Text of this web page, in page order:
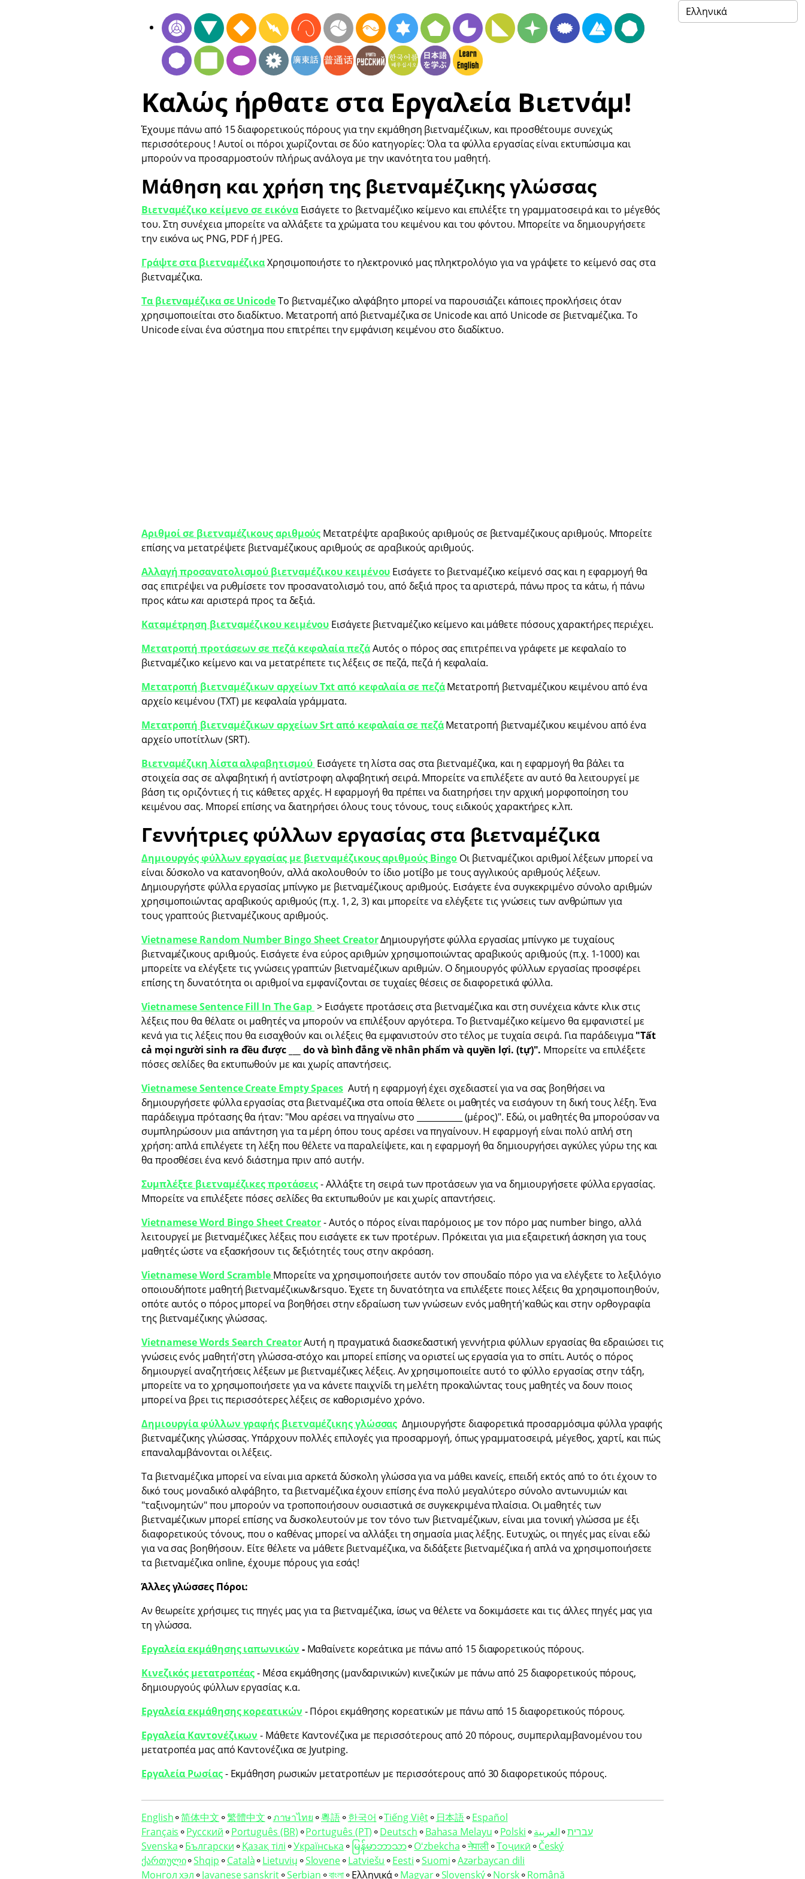
Καλώς ήρθατε στα Εργαλεία Βιετνάμ!
Έχουμε πάνω από 15 διαφορετικούς πόρους για την εκμάθηση βιετναμέζικων, και προσθέτουμε συνεχώς
περισσότερους ! Αυτοί οι πόροι χωρίζονται σε δύο κατηγορίες: Όλα τα φύλλα εργασίας είναι εκτυπώσιμα και
μπορούν να προσαρμοστούν πλήρως ανάλογα με την ικανότητα του μαθητή.
Μάθηση και χρήση της βιετναμέζικης γλώσσας
Βιετναμέζικο κείμενο σε εικόνα Εισάγετε το βιετναμέζικο κείμενο και επιλέξτε τη γραμματοσειρά και το μέγεθός
του. Στη συνέχεια μπορείτε να αλλάξετε τα χρώματα του κειμένου και του φόντου. Μπορείτε να δημιουργήσετε
την εικόνα ως PNG, PDF ή JPEG.
Γράψτε στα βιετναμέζικαΧρησιμοποιήστε το ηλεκτρονικό μας πληκτρολόγιο για να γράψετε το κείμενό σας στα
βιετναμέζικα.
Τα βιετναμέζικα σε UnicodeΤο βιετναμέζικο αλφάβητο μπορεί να παρουσιάζει κάποιες προκλήσεις όταν
χρησιμοποιείται στο διαδίκτυο. Μετατροπή από βιετναμέζικα σε Unicode και από Unicode σε βιετναμέζικα. Το
Unicode είναι ένα σύστημα που επιτρέπει την εμφάνιση κειμένου στο διαδίκτυο.
Αριθμοί σε βιετναμέζικους αριθμούς Μετατρέψτε αραβικούς αριθμούς σε βιετναμέζικους αριθμούς. Μπορείτε
επίσης να μετατρέψετε βιετναμέζικους αριθμούς σε αραβικούς αριθμούς.
Αλλαγή προσανατολισμού βιετναμέζικου κειμένου Εισάγετε το βιετναμέζικο κείμενό σας και η εφαρμογή θα
σας επιτρέψει να ρυθμίσετε τον προσανατολισμό του, από δεξιά προς τα αριστερά, πάνω προς τα κάτω, ή πάνω
προς κάτωκαι αριστερά προς τα δεξιά.
Καταμέτρηση βιετναμέζικου κειμένου Εισάγετε βιετναμέζικο κείμενο και μάθετε πόσους χαρακτήρες περιέχει.
Μετατροπή προτάσεων σε πεζά κεφαλαία πεζάΑυτός ο πόρος σας επιτρέπει να γράφετε με κεφαλαίο το
βιετναμέζικο κείμενο και να μετατρέπετε τις λέξεις σε πεζά, πεζά ή κεφαλαία.
Μετατροπή βιετναμέζικων αρχείων Txt από κεφαλαία σε πεζάΜετατροπή βιετναμέζικου κειμένου από ένα
αρχείο κειμένου (TXT) με κεφαλαία γράμματα.
Μετατροπή βιετναμέζικων αρχείων Srt από κεφαλαία σε πεζά Μετατροπή βιετναμέζικου κειμένου από ένα
αρχείο υποτίτλων (SRT).
Βιετναμέζικη λίστα αλφαβητισμού Εισάγετε τη λίστα σας στα βιετναμέζικα, και η εφαρμογή θα βάλει τα
στοιχεία σας σε αλφαβητική ή αντίστροφη αλφαβητική σειρά. Μπορείτε να επιλέξετε αν αυτό θα λειτουργεί με
βάση τις οριζόντιες ή τις κάθετες αρχές. Η εφαρμογή θα πρέπει να διατηρήσει την αρχική μορφοποίηση του
κειμένου σας. Μπορεί επίσης να διατηρήσει όλους τους τόνους, τους ειδικούς χαρακτήρες κ.λπ.
Γεννήτριες φύλλων εργασίας στα βιετναμέζικα
Δημιουργός φύλλων εργασίας με βιετναμέζικους αριθμούς Bingo Οι βιετναμέζικοι αριθμοί λέξεων μπορεί να
είναι δύσκολο να κατανοηθούν, αλλά ακολουθούν το ίδιο μοτίβο με τους αγγλικούς αριθμούς λέξεων.
Δημιουργήστε φύλλα εργασίας μπίνγκο με βιετναμέζικους αριθμούς. Εισάγετε ένα συγκεκριμένο σύνολο αριθμών
χρησιμοποιώντας αραβικούς αριθμούς (π.χ. 1, 2, 3) και μπορείτε να ελέγξετε τις γνώσεις των ανθρώπων για
τους γραπτούς βιετναμέζικους αριθμούς.
Vietnamese Random Number Bingo Sheet CreatorΔημιουργήστε φύλλα εργασίας μπίνγκο με τυχαίους
βιετναμέζικους αριθμούς. Εισάγετε ένα εύρος αριθμών χρησιμοποιώντας αραβικούς αριθμούς (π.χ. 1-1000) και
μπορείτε να ελέγξετε τις γνώσεις γραπτών βιετναμέζικων αριθμών. Ο δημιουργός φύλλων εργασίας προσφέρει
επίσης τη δυνατότητα οι αριθμοί να εμφανίζονται σε τυχαίες θέσεις σε διαφορετικά φύλλα.
Vietnamese Sentence Fill In The Gap > Εισάγετε προτάσεις στα βιετναμέζικα και στη συνέχεια κάντε κλικ στις
λέξεις που θα θέλατε οι μαθητές να μπορούν να επιλέξουν αργότερα. Το βιετναμέζικο κείμενο θα εμφανιστεί με
κενά για τις λέξεις που θα εισαχθούν και οι λέξεις θα εμφανιστούν στο τέλος με τυχαία σειρά. Για παράδειγμα"Tất
cả mọi người sinh ra đều được ___ do và bình đẳng về nhân phẩm và quyền lợi. (tự)". Μπορείτε να επιλέξετε
πόσες σελίδες θα εκτυπωθούν με και χωρίς απαντήσεις.
Vietnamese Sentence Create Empty SpacesΑυτή η εφαρμογή έχει σχεδιαστεί για να σας βοηθήσει να
δημιουργήσετε φύλλα εργασίας στα βιετναμέζικα στα οποία θέλετε οι μαθητές να εισάγουν τη δική τους λέξη. Ένα
παράδειγμα πρότασης θα ήταν: "Μου αρέσει να πηγαίνω στο ___________ (μέρος)". Εδώ, οι μαθητές θα μπορούσαν να
συμπληρώσουν μια απάντηση για τα μέρη όπου τους αρέσει να πηγαίνουν. Η εφαρμογή είναι πολύ απλή στη
χρήση: απλά επιλέγετε τη λέξη που θέλετε να παραλείψετε, και η εφαρμογή θα δημιουργήσει αγκύλες γύρω της και
θα προσθέσει ένα κενό διάστημα πριν από αυτήν.
Συμπλέξτε βιετναμέζικες προτάσεις- Αλλάξτε τη σειρά των προτάσεων για να δημιουργήσετε φύλλα εργασίας.
Μπορείτε να επιλέξετε πόσες σελίδες θα εκτυπωθούν με και χωρίς απαντήσεις.
Vietnamese Word Bingo Sheet Creator- Αυτός ο πόρος είναι παρόμοιος με τον πόρο μας number bingo, αλλά
λειτουργεί με βιετναμέζικες λέξεις που εισάγετε εκ των προτέρων. Πρόκειται για μια εξαιρετική άσκηση για τους
μαθητές ώστε να εξασκήσουν τις δεξιότητές τους στην ακρόαση.
Vietnamese Word Scramble Μπορείτε να χρησιμοποιήσετε αυτόν τον σπουδαίο πόρο για να ελέγξετε το λεξιλόγιο
οποιουδήποτε μαθητή βιετναμέζικων&rsquo. Έχετε τη δυνατότητα να επιλέξετε ποιες λέξεις θα χρησιμοποιηθούν,
οπότε αυτός ο πόρος μπορεί να βοηθήσει στην εδραίωση των γνώσεων ενός μαθητή'καθώς και στην ορθογραφία
της βιετναμέζικης γλώσσας.
Vietnamese Words Search CreatorΑυτή η πραγματικά διασκεδαστική γεννήτρια φύλλων εργασίας θα εδραιώσει τις
γνώσεις ενός μαθητή'στη γλώσσα-στόχο και μπορεί επίσης να οριστεί ως εργασία για το σπίτι. Αυτός ο πόρος
δημιουργεί αναζητήσεις λέξεων με βιετναμέζικες λέξεις. Αν χρησιμοποιείτε αυτό το φύλλο εργασίας στην τάξη,
μπορείτε να το χρησιμοποιήσετε για να κάνετε παιχνίδι τη μελέτη προκαλώντας τους μαθητές να δουν ποιος
μπορεί να βρει τις περισσότερες λέξεις σε καθορισμένο χρόνο.
Δημιουργία φύλλων γραφής βιετναμέζικης γλώσσας Δημιουργήστε διαφορετικά προσαρμόσιμα φύλλα γραφής
βιετναμέζικης γλώσσας. Υπάρχουν πολλές επιλογές για προσαρμογή, όπως γραμματοσειρά, μέγεθος, χαρτί, και πώς
επαναλαμβάνονται οι λέξεις.
Τα βιετναμέζικα μπορεί να είναι μια αρκετά δύσκολη γλώσσα για να μάθει κανείς, επειδή εκτός από το ότι έχουν το
δικό τους μοναδικό αλφάβητο, τα βιετναμέζικα έχουν επίσης ένα πολύ μεγαλύτερο σύνολο αντωνυμιών και
"ταξινομητών" που μπορούν να τροποποιήσουν ουσιαστικά σε συγκεκριμένα πλαίσια. Οι μαθητές των
βιετναμέζικων μπορεί επίσης να δυσκολευτούν με τον τόνο των βιετναμέζικων, είναι μια τονική γλώσσα με έξι
διαφορετικούς τόνους, που ο καθένας μπορεί να αλλάξει τη σημασία μιας λέξης. Ευτυχώς, οι πηγές μας είναι εδώ
για να σας βοηθήσουν. Είτε θέλετε να μάθετε βιετναμέζικα, να διδάξετε βιετναμέζικα ή απλά να χρησιμοποιήσετε
τα βιετναμέζικα online, έχουμε πόρους για εσάς!
Άλλες γλώσσες Πόροι:
Αν θεωρείτε χρήσιμες τις πηγές μας για τα βιετναμέζικα, ίσως να θέλετε να δοκιμάσετε και τις άλλες πηγές μας για
τη γλώσσα.
Εργαλεία εκμάθησης ιαπωνικών - Μαθαίνετε κορεάτικα με πάνω από 15 διαφορετικούς πόρους.
Κινεζικός μετατροπέας- Μέσα εκμάθησης (μανδαρινικών) κινεζικών με πάνω από 25 διαφορετικούς πόρους,
δημιουργούς φύλλων εργασίας κ.α.
Εργαλεία εκμάθησης κορεατικών - Πόροι εκμάθησης κορεατικών με πάνω από 15 διαφορετικούς πόρους.
Εργαλεία Καντονέζικων - Μάθετε Καντονέζικα με περισσότερους από 20 πόρους, συμπεριλαμβανομένου του
μετατροπέα μας από Καντονέζικα σε Jyutping.
Εργαλεία Ρωσίας- Εκμάθηση ρωσικών μετατροπέων με περισσότερους από 30 διαφορετικούς πόρους.
English⚬简体中文 ⚬繁體中文 ⚬ภาษาไทย ⚬粵語⚬한국어 ⚬Tiếng Việt⚬ 日本語⚬Español
Français ⚬Русский ⚬Português (BR) ⚬Português (PT) ⚬Deutsch ⚬Bahasa Melayu ⚬Polski ⚬العربية‏⚬עברית‏
Svenska⚬Български ⚬Қазақ тілі ⚬Українська ⚬ မြန်မာဘာသာ⚬Oʻzbekcha ⚬नेपाली⚬Тоҷикӣ ⚬Český
ქართული⚬Shqip ⚬Català⚬Lietuvių ⚬Slovene⚬Latviešu ⚬Eesti ⚬Suomi⚬Azərbaycan dili
Монгол хэл ⚬Javanese sanskrit⚬Serbian ⚬বাংলা⚬Ελληνικά⚬Magyar⚬Slovenský⚬Norsk⚬Română